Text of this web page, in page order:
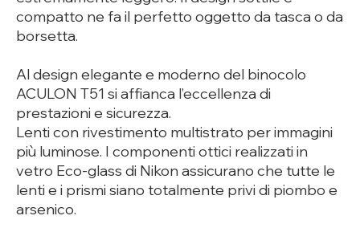
compatto ne fa il perfetto oggetto da tasca o da
borsetta.
Al design elegante e moderno del binocolo
ACULON T51 si affianca l’eccellenza di
prestazioni e sicurezza.
Lenti con rivestimento multistrato per immagini
più luminose. I componenti ottici realizzati in
vetro Eco-glass di Nikon assicurano che tutte le
lenti e i prismi siano totalmente privi di piombo e
arsenico.